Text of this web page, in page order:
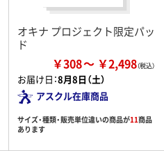
オキナ プロジェクト限定パッ
ド
￥308 ￥2,498
お届け日：8月8日（土）
アスクル在庫商品
サイズ・種類・販売単位違いの商品が11商品
あります